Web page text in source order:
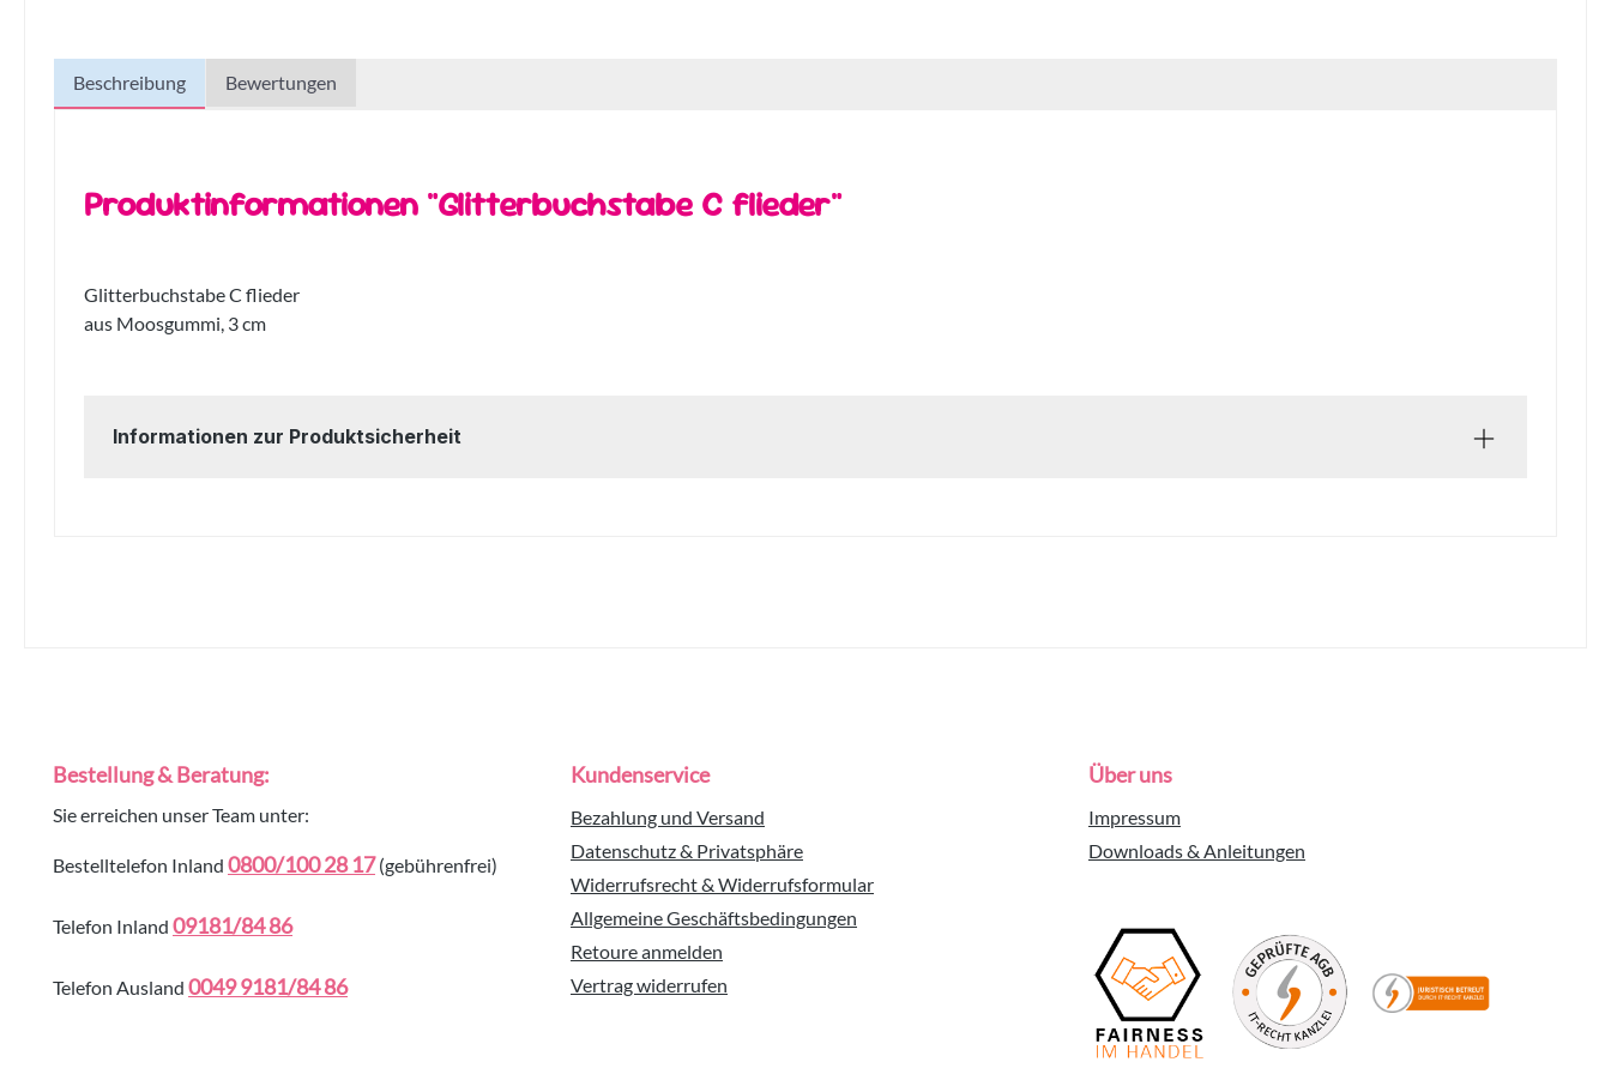
Beschreibung Bewertungen
Produktinformationen "Glitterbuchstabe C flieder"
Glitterbuchstabe C flieder
aus Moosgummi, 3 cm
Informationen zur Produktsicherheit
Bestellung & Beratung:
Sie erreichen unser Team unter:
Bestelltelefon Inland 0800/100 28 17(gebührenfrei)
Telefon Inland 09181/84 86
Telefon Ausland 0049 9181/84 86
Kundenservice
Bezahlung und Versand
Datenschutz & Privatsphäre
Widerrufsrecht & Widerrufsformular
Allgemeine Geschäftsbedingungen
Retoure anmelden
Vertrag widerrufen
Über uns
Impressum
Downloads & Anleitungen